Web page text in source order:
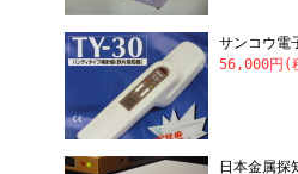
サンコウ
56,000円(
日本金属